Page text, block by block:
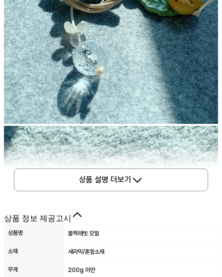
상품 설명 더보기
상품 정보 제공고시
상품명 블랙래빗 모빌
소재 세라믹/혼합소재
무게 200g 미만